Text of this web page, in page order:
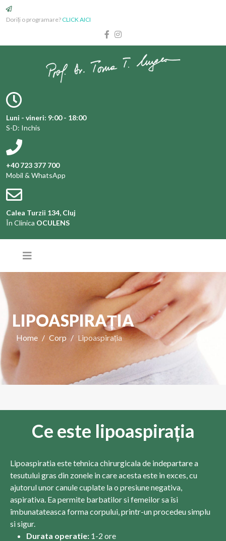
Doriți o programare? CLICK AICI
Luni - vineri: 9:00 - 18:00
S-D: Inchis
+40 723 377 700
Mobil & WhatsApp
Calea Turzii 134, Cluj
În Clinica OCULENS
LIPOASPIRAȚIA
Home Corp Lipoaspirația
Ce este lipoaspirația
Lipoaspiratia este tehnica chirurgicala de indepartare a
tesutului gras din zonele in care acesta este in exces, cu
ajutorul unor canule cuplate la o presiune negativa,
aspirativa. Ea permite barbatilor si femeilor sa îsi
îmbunatateasca forma corpului, printr-un procedeu simplu
si sigur.
Durata operatie: 1-2 ore